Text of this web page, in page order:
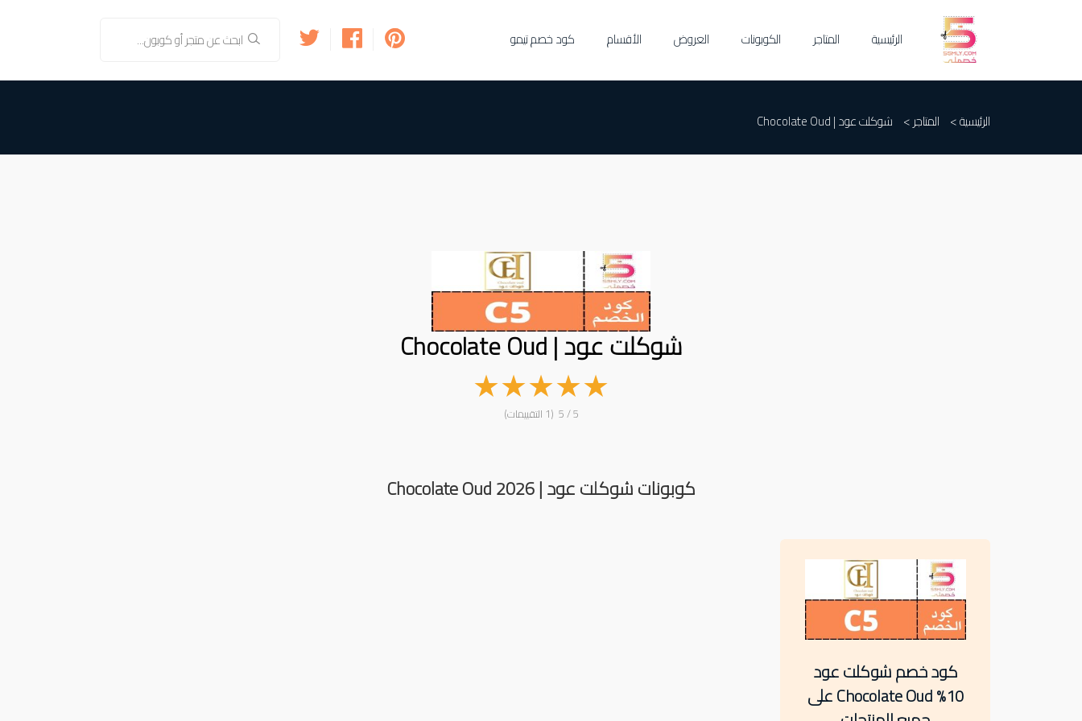
الرئيسية المتاجر الكوبونات العروض الأقسام كود خصم تيمو
الرئيسية > المتاجر > شوكلت عود | Chocolate Oud
شوكلت عود | Chocolate Oud
★
★
★
★
★ 5 / 5 (1 التقييمات)
كوبونات شوكلت عود | Chocolate Oud 2026
كود خصم شوكلت عود
10% Chocolate Oud على